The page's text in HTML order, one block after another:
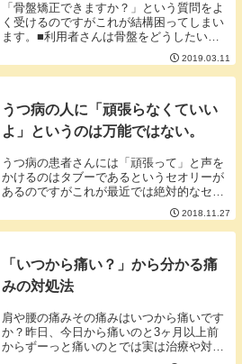
「骨盤矯正できますか？」という質問をよ
く受けるのですがこれが結構困ってしまい
ます。■利用者さんは骨盤をどうしたいの
か？産後で開いた骨盤を整えてスタイルを
良くしたいのか。骨盤のゆがみを整えたい
のか。骨盤の位置を整えたいのか。姿勢が
2019.03.11
うつ病の人に「頑張らなくていい
よ」というのは万能ではない。
うつ病の患者さんには「頑張って」と声を
かけるのはタブーであるというセオリーが
あるのですがこれが最近では絶対的なセオ
リーではないということが注目されていま
す。うつ病と診断された人を大きく３つに
分けると以下のとおりになります。①頑張
2018.11.27
「いつから痛い？」から分かる痛
みの対処法
肩や腰の痛みその痛みはいつから痛いです
か？昨日、今日から痛いのと3ヶ月以上前
からずーっと痛いのとでは実は治療や対処
の方法が違います。【昨日や今日から痛い